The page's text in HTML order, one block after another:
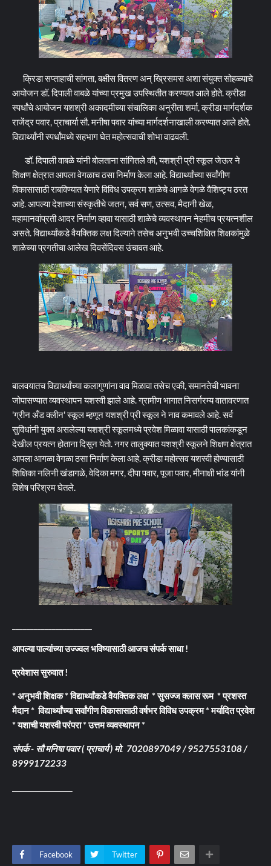
क्रिडा सप्ताहाची सांगता, बक्षीस वितरण अन् ख्रिसमस अशा संयुक्त सोहळ्याचे
आयोजन डॉ. दिपाली वाबळे यांच्या प्रमुख उपस्थितीत करण्यात आले होते. क्रीडा
स्पर्धांचे आयोजन यशश्री अकादमीच्या संचालिका अनुरीता शर्मा, क्रीडा मार्गदर्शक
राजेंद्र पवार, प्राचार्या सौ. मनीषा पवार यांच्या मार्गदर्शनाखाली करण्यात आले होते.
विद्यार्थ्यांनी स्पर्धांमध्ये सहभाग घेत महोत्सवाची शोभा वाढवली.
डॉ. दिपाली वाबळे यांनी बोलताना सांगितले की, यशश्री प्री स्कूल जेऊर ने
शिक्षण क्षेत्रात आपला वेगळाच ठसा निर्माण केला आहे. विद्यार्थ्यांच्या सर्वांगीण
विकासासाठी राबविण्यात येणारे विविध उपक्रम शाळेचे आगळे वेगळे वैशिष्ट्य ठरत
आहे. आपल्या देशाच्या संस्कृतीचे जतन, सर्व सण, उत्सव, मैदानी खेळ,
महामानवांप्रती आदर निर्माण व्हावा यासाठी शाळेचे व्यवस्थापन नेहमीच प्रयत्नशील
असते. विद्यार्थ्यांकडे वैयक्तिक लक्ष दिल्याने तसेच अनुभवी उच्चशिक्षित शिक्षकांमुळे
शाळेच्या प्रगतीचा आलेख दिवसेंदिवस उंचावत आहे.
बालवयातच विद्यार्थ्यांच्या कलागुणांना वाव मिळावा तसेच एकी, समानतेची भावना
जोपासण्यात व्यवस्थापन यशस्वी झाले आहे. ग्रामीण भागात निसर्गरम्य वातावरणात
'ग्रीन अँड क्लीन' स्कूल म्हणून यशश्री प्री स्कूल ने नाव कमावले आहे. सर्व
सुविधांनी युक्त असलेल्या यशश्री स्कूलमध्ये प्रवेश मिळावा यासाठी पालकांकडून
देखील प्रयत्न होताना दिसून येतो. नगर तालुक्यात यशश्री स्कूलने शिक्षण क्षेत्रात
आपला आगळा वेगळा ठसा निर्माण केला आहे. क्रीडा महोत्सव यशस्वी होण्यासाठी
शिक्षिका नलिनी खंडागळे, वेदिका मगर, दीपा पवार, पूजा पवार, मीनाक्षी भांड यांनी
विशेष परिश्रम घेतले.
आपल्या पाल्यांच्या उज्ज्वल भविष्यासाठी आजच संपर्क साधा !
प्रवेशास सुरुवात !
* अनुभवी शिक्षक * विद्यार्थ्यांकडे वैयक्तिक लक्ष * सुसज्ज क्लास रूम * प्रशस्त
मैदान * विद्यार्थ्यांच्या सर्वांगीण विकासासाठी वर्षभर विविध उपक्रम * मर्यादित प्रवेश
* यशाची यशस्वी परंपरा * उत्तम व्यवस्थापन *
संपर्क - सौ मनिषा पवार ( प्राचार्य ) मो. 7020897049 / 9527553108 /
8999172233
Facebook Twitter